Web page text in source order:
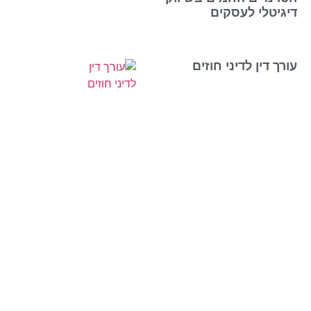
דיגיטלי לעסקים
עורך דין לדיני חוזים